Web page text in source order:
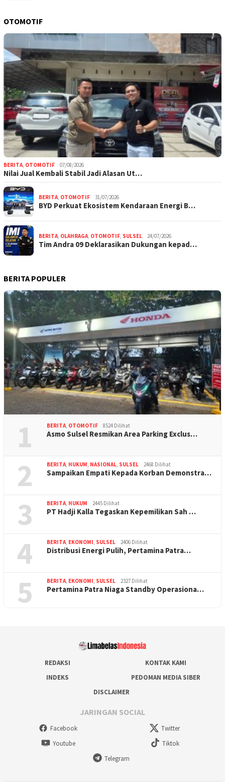
OTOMOTIF
BERITA, OTOMOTIF 07/08/2026
Nilai Jual Kembali Stabil Jadi Alasan Ut…
BERITA, OTOMOTIF 31/07/2026
BYD Perkuat Ekosistem Kendaraan Energi B…
BERITA, OLAHRAGA, OTOMOTIF, SULSEL 24/07/2026
Tim Andra 09 Deklarasikan Dukungan kepad…
BERITA POPULER
1 BERITA, OTOMOTIF 8524 Dilihat
Asmo Sulsel Resmikan Area Parking Exclus…
2 BERITA, HUKUM, NASIONAL, SULSEL 2468 Dilihat
Sampaikan Empati Kepada Korban Demonstra…
3 BERITA, HUKUM 2445 Dilihat
PT Hadji Kalla Tegaskan Kepemilikan Sah …
4 BERITA, EKONOMI, SULSEL 2406 Dilihat
Distribusi Energi Pulih, Pertamina Patra…
5 BERITA, EKONOMI, SULSEL 2327 Dilihat
Pertamina Patra Niaga Standby Operasiona…
REDAKSI
KONTAK KAMI
INDEKS
PEDOMAN MEDIA SIBER
DISCLAIMER
JARINGAN SOCIAL
Facebook
Twitter
Youtube
Tiktok
Telegram